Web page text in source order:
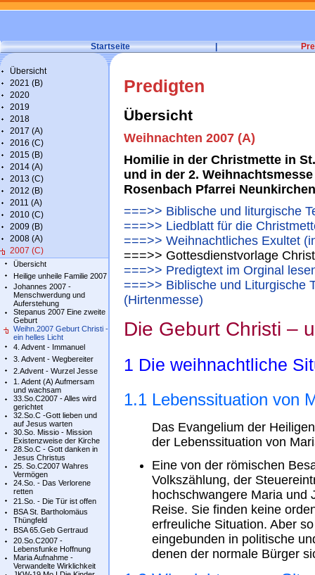
Startseite |
Übersicht
2021 (B)
2020
2019
2018
2017 (A)
2016 (C)
2015 (B)
2014 (A)
2013 (C)
2012 (B)
2011 (A)
2010 (C)
2009 (B)
2008 (A)
2007 (C)
Übersicht
Heilige unheile Familie 2007
Johannes 2007 -
Menschwerdung und
Auferstehung
Stepanus 2007 Eine zweite
Geburt
Weihn.2007 Geburt Christi -
ein helles Licht
4. Advent - Immanuel
3. Advent - Wegbereiter
2.Advent - Wurzel Jesse
1. Adent (A) Aufmersam
und wachsam
33.So.C2007 - Alles wird
gerichtet
32.So.C -Gott lieben und
auf Jesus warten
30.So. Missio - Mission
Existenzweise der Kirche
28.So.C - Gott danken in
Jesus Christus
25. So.C2007 Wahres
Vermögen
24.So. - Das Verlorene
retten
21.So. - Die Tür ist offen
BSA St. Bartholomäus
Thüngfeld
BSA 65.Geb Gertraud
20.So.C2007 -
Lebensfunke Hoffnung
Maria Aufnahme -
Verwandelte Wirklichkeit
Predigten
Übersicht
Weihnachten 2007 (A)
Homilie in der Christmette in
und in der 2.
Rosenbach Pfarrei
===>> Biblische und liturgische
===>> Liedblatt für die
===>> Weihnachtliches Exultet
===>> Gottesdienstvorlage
===>> Predigtext im Orginal
===>> Biblische und Liturgische
(Hirtenmesse)
Die Geburt Christi –
1 Die weihnachtliche
1.1 Lebenssituation von
Das Evangelium der
der Lebenssituation von
Eine von der römischen
Volkszählung, der
hochschwangere Maria und
Reise. Sie finden keine
erfreuliche Situation. Aber
eingebunden in politische
denen der normale Bürger